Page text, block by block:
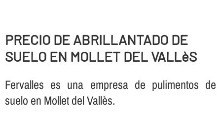
PRECIO DE ABRILLANTADO DE
SUELO EN MOLLET DEL VALLèS
Fervalles es una empresa de pulimentos de
suelo en Mollet del Vallès.